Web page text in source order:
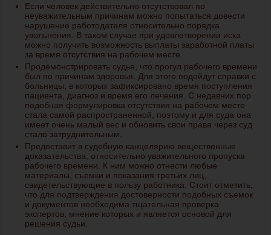
Если человек действительно отсутствовал по
неуважительным причинам можно попытаться довести
нарушение работодателя относительно порядка
увольнения. В таком случае при удовлетворении иска
можно получить возможность выплаты заработной платы
за время отсутствия на рабочем месте.
Продемонстрировать судье, что прогул рабочего времени
был по причинам здоровья. Для этого подойдут справки с
больницы, в которых зафиксировано время поступления
пациента, диагноз и время его лечения. С недавних пор
подобная формулировка отсутствия на рабочем месте
стала самой распространенной, поэтому и для суда она
имеет очень малый вес и обновить свои права через суд
стало затруднительным.
Предоставит в судебную канцелярию вещественные
доказательства, относительно уважительного пропуска
рабочего времени. К ним можно отнести любые
материалы, съемки и показания третьих лиц,
свидетельствующие в пользу работника. Стоит отметить,
что для подтверждения достоверности подобных съемок
и документов необходима тщательная проверка
экспертов, мнение которых и является основой для
решения судьи.